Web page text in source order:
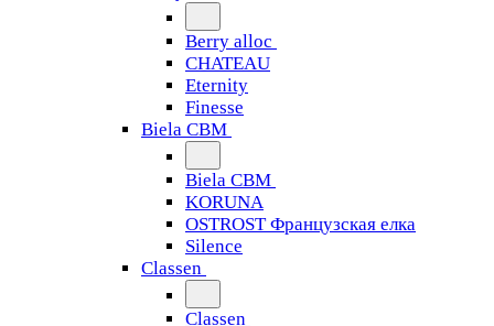
Berry alloc
CHATEAU
Eternity
Finesse
Biela CBM
Biela CBM
KORUNA
OSTROST Французская елка
Silence
Classen
Classen